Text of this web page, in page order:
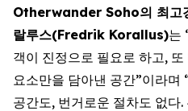
Otherwander Soho의 최고
랄루스(Fredrik Korallus)는
객이 진정으로 필요로 하고,
요소만을 담아낸 공간”이라며
공간도, 번거로운 절차도 없다